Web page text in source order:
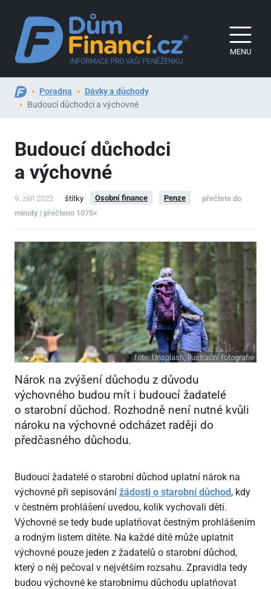
MENU
Poradna
Dávky a důchody
Budoucí důchodci a výchovné
Budoucí důchodci
a výchovné
9. září 2022 štítky Osobní finance Penze
přečtete do
minuty | přečteno 1075×
foto:Unsplash, ilustrační fotografie
Nárok na zvýšení důchodu z důvodu
výchovného budou mít i budoucí žadatelé
o starobní důchod. Rozhodně není nutné kvůli
nároku na výchovné odcházet raději do
předčasného důchodu.
Budoucí žadatelé o starobní důchod uplatní nárok na
výchovné při sepisování žádosti o starobní důchod, kdy
v čestném prohlášení uvedou, kolik vychovali dětí.
Výchovné se tedy bude uplatňovat čestným prohlášením
a rodným listem dítěte. Na každé dítě může uplatnit
výchovné pouze jeden z žadatelů o starobní důchod,
který o něj pečoval v největším rozsahu. Zpravidla tedy
budou výchovné ke starobnímu důchodu uplatňovat